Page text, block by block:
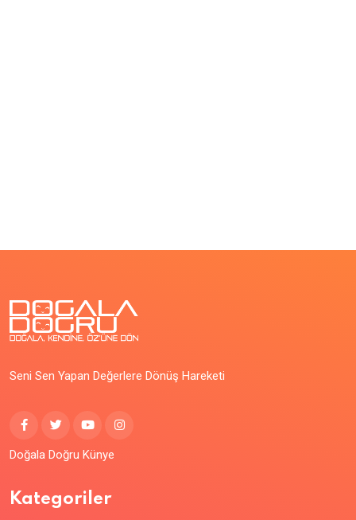
Seni Sen Yapan Değerlere Dönüş Hareketi
Doğala Doğru Künye
Kategoriler